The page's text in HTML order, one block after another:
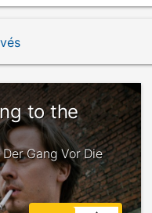
to the
Gang Vor Die